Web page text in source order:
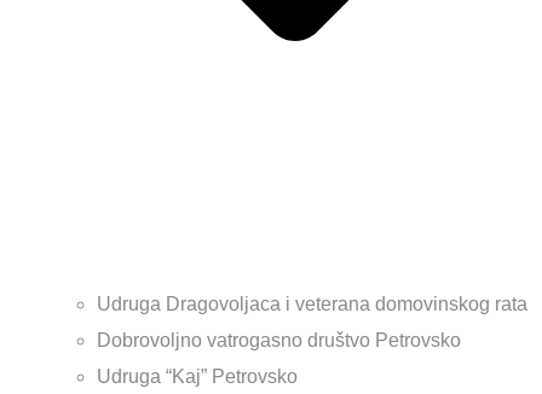
Udruga Dragovoljaca i veterana domovinskog rata
Dobrovoljno vatrogasno društvo Petrovsko
Udruga “Kaj” Petrovsko